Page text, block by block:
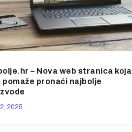
– Nova web stranica koja
pomaže pronaći najbolje
2025